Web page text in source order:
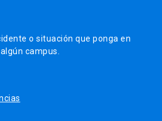
o situación que ponga en
campus.